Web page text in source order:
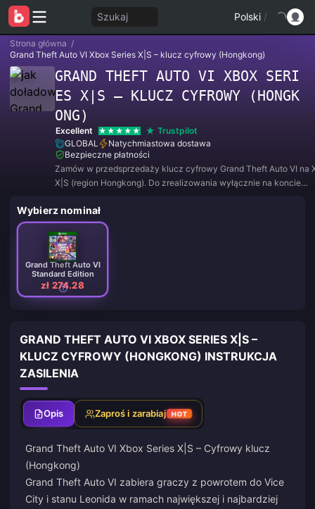
Szukaj Polski /
Strona główna /
Grand Theft Auto VI Xbox Series X|S – klucz cyfrowy (Hongkong)
GRAND THEFT AUTO VI XBOX SERI
ES X|S – KLUCZ CYFROWY (HONGK
ONG)
Excellent
Trustpilot
GLOBAL
Natychmiastowa dostawa
Bezpieczne płatności
Zamów w przedsprzedaży klucz cyfrowy Grand Theft Auto VI na
X|S (region Hongkong). Do zrealizowania wyłącznie na koncie
Wybierz nominał
Grand Theft Auto VI
Standard Edition
zł 274.28
GRAND THEFT AUTO VI XBOX SERIES X|S –
KLUCZ CYFROWY (HONGKONG) INSTRUKCJA
ZASILENIA
Opis Zaproś i zarabiaj HOT
Grand Theft Auto VI Xbox Series X|S – Cyfrowy klucz
(Hongkong)
Grand Theft Auto VI zabiera graczy z powrotem do Vice
City i stanu Leonida w ramach największej i najbardziej